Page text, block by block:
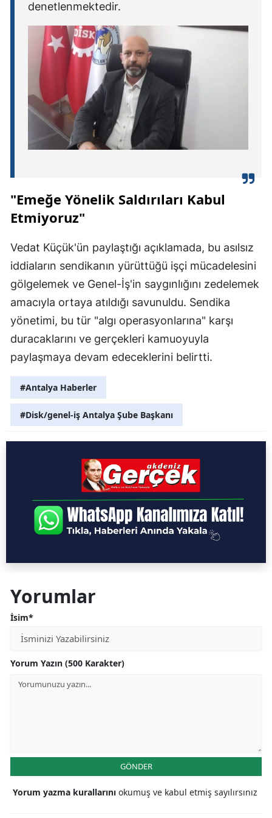
denetlenmektedir.
"Emeğe Yönelik Saldırıları Kabul
Etmiyoruz"
Vedat Küçük'ün paylaştığı açıklamada, bu asılsız
iddiaların sendikanın yürüttüğü işçi mücadelesini
gölgelemek ve Genel-İş'in saygınlığını zedelemek
amacıyla ortaya atıldığı savunuldu. Sendika
yönetimi, bu tür "algı operasyonlarına" karşı
duracaklarını ve gerçekleri kamuoyuyla
paylaşmaya devam edeceklerini belirtti.
#Antalya Haberler
#Disk/genel-iş Antalya Şube Başkanı
Yorumlar
İsim*
Yorum Yazın (500 Karakter)
GÖNDER
Yorum yazma kurallarını okumuş ve kabul etmiş sayılırsınız